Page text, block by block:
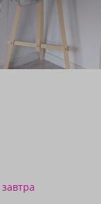
завтра